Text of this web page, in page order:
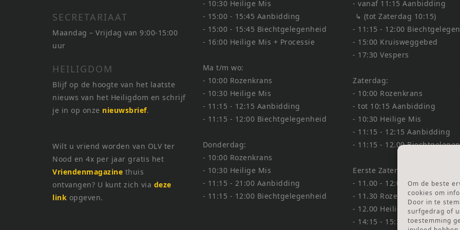
Om de beste
cookies om
Door in te
surfgedrag of
toestemming
SECRETARIAAT
Maandag – Vrijdag van 9:00-15:00
uur
HEILIGDOM
Blijf op de hoogte van het laatste
nieuws van het Heiligdom en schrijf
je in op onze nieuwsbrief.
Wilt u vriend worden van OLV ter
Nood en 4x per jaar gratis het
Vriendenmagazine thuis
ontvangen? U kunt zich via deze
link opgeven.
- 10:30 Heilige Mis
- 15:00 - 15:45 Aanbidding
- 15:00 - 15:45 Biechtgelegenheid
- 16:00 Heilige Mis + Processie
Ma t/m wo:
- 10:00 Rozenkrans
- 10:30 Heilige Mis
- 11:15 - 12:15 Aanbidding
- 11:15 - 12:00 Biechtgelegenheid
Donderdag:
- 10:00 Rozenkrans
- 10:30 Heilige Mis
- 11:15 - 21:00 Aanbidding
- 11:15 - 12:00 Biechtgelegenheid
- vanaf 11:15 Aanbidding
↳ (tot Zaterdag 10:15)
- 11:15 - 12:00
- 15:00 Kruisweggebed
- 17:30 Vespers
Zaterdag:
- 10:00 Rozenkrans
- tot 10:15 Aanbidding
- 10:30 Heilige Mis
- 11:15 - 12:15 Aanbidding
- 11:15 - 12.00
Eerste Zaterdag Bedevaart:
- 11.00 - 12:00
- 11.30 Rozenkrans
- 12.00 Heilige Mis
- 14:15 - 15:30 Aanbidding &